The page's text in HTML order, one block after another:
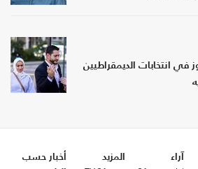
في انتخابات الديمقراطيين
آراء المزيد
أخبار حسب